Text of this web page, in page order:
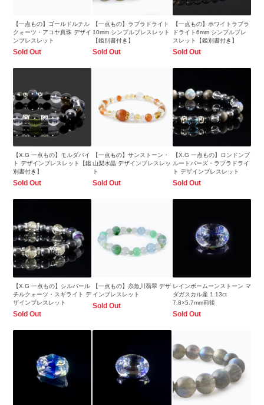
【一点もの】ゴールドルチル
クォーツ・アコヤ真珠 デザイ
ンブレスレット
Sold Out
【一点もの】ラブラドライト
10mm シンプルブレスレット
【鑑別書付き】
Sold Out
【一点もの】ホワイトラブラ
ドライト6mm シンプルブレ
スレット【鑑別書付き】
Sold Out
【X.G 一点もの】モルダバイ
ト デザインブレスレット【鑑
別書付き】
Sold Out
【一点もの】サンストーン・
山梨水晶 デザインブレスレッ
ト
Sold Out
【X.G 一点もの】ロンドンブ
ルートパーズ・ラブラドライ
ト デザインブレスレット
Sold Out
【X.G 一点もの】シルバール
チルクォーツ・スギライト デ
ザインブレスレット
Sold Out
【一点もの】糸魚川翡翠 デザ
インブレスレット
Sold Out
レインボームーンストーン マ
ダガスカル産 1.13ct
7.8×5.7mm前後
Sold Out